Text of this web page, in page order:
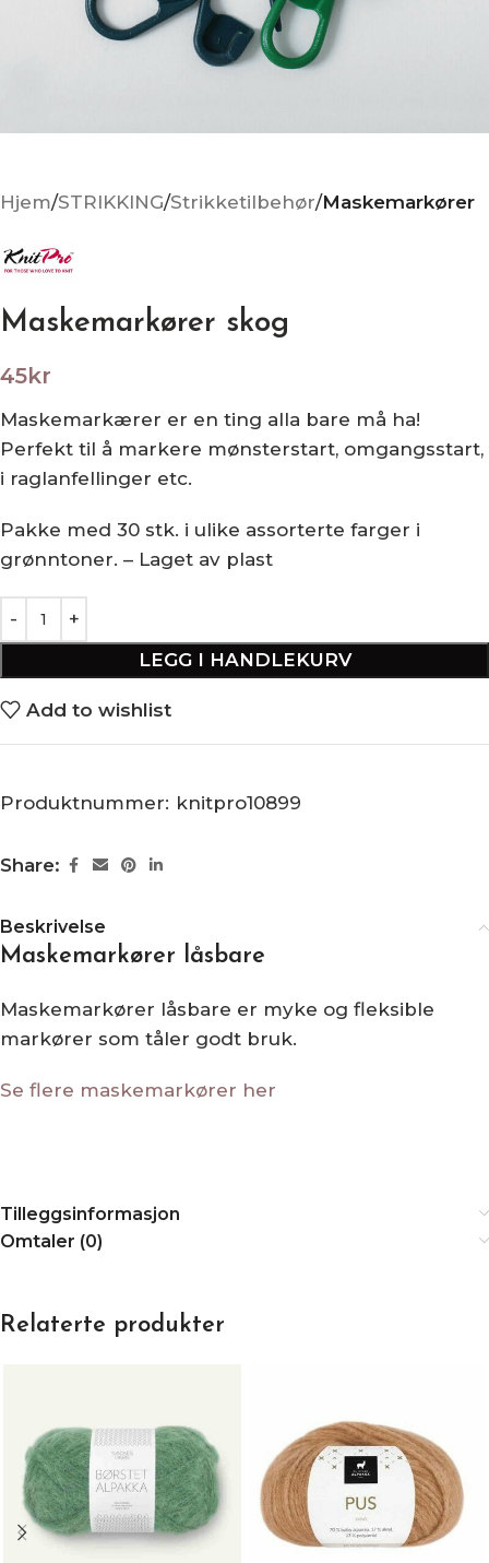
Hjem STRIKKING Strikketilbehør Maskemarkører
Maskemarkører skog
45kr
Maskemarkærer er en ting alla bare må ha!
Perfekt til å markere mønsterstart, omgangsstart,
i raglanfellinger etc.
Pakke med 30 stk. i ulike assorterte farger i
grønntoner. – Laget av plast
LEGG I HANDLEKURV
Add to wishlist
Produktnummer: knitpro10899
Share:
Beskrivelse
Maskemarkører låsbare
Maskemarkører låsbare er myke og fleksible
markører som tåler godt bruk.
Se flere maskemarkører her
Tilleggsinformasjon
Omtaler (0)
Relaterte produkter